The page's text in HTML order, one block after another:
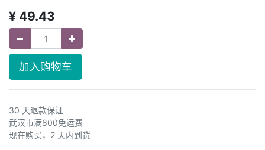
¥ 49.43
加入购物车
30 天退款保证
武汉市满800免运费
现在购买，2 天内到货